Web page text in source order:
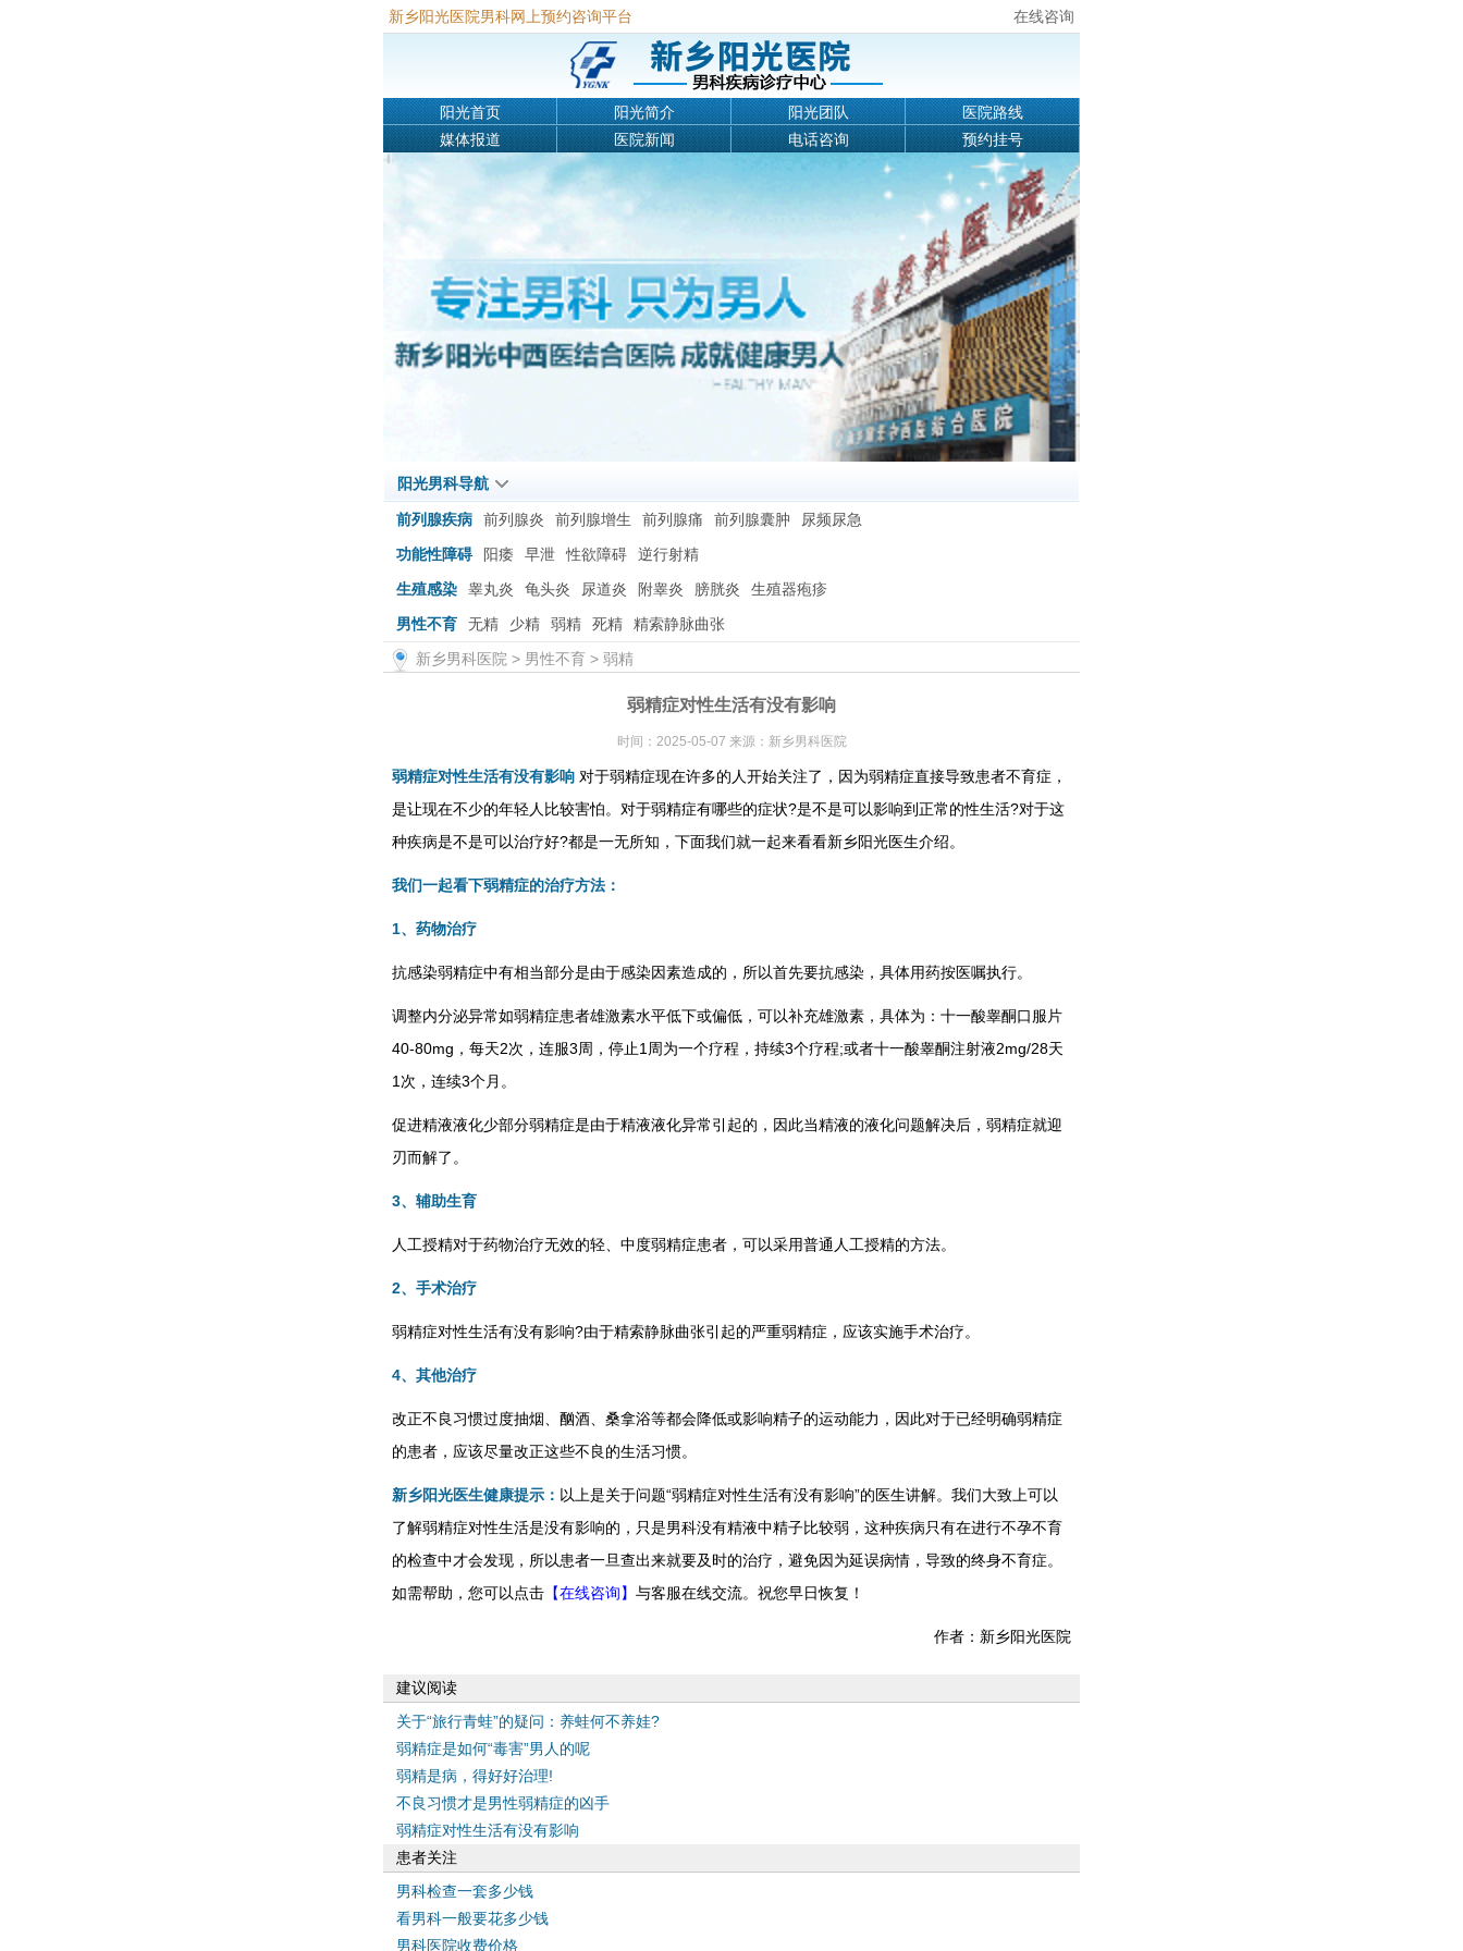
在线咨询
新乡阳光医院男科网上预约咨询平台
阳光首页 阳光简介 阳光团队
医院路线
媒体报道
医院新闻 电话咨询 预约挂号
阳光男科导航
前列腺疾病 前列腺炎 前列腺增生 前列腺痛 前列腺囊肿
尿频尿急
功能性障碍
阳痿 早泄 性欲障碍
逆行射精
生殖感染
睾丸炎 龟头炎 尿道炎 附睾炎 膀胱炎
生殖器疱疹
男性不育
无精 少精 弱精 死精
精索静脉曲张
新乡男科医院 > 男性不育 > 弱精
弱精症对性生活有没有影响
时间：2025-05-07 来源：新乡男科医院
弱精症对性生活有没有影响 对于弱精症现在许多的人开始关注了，因为弱精症直接导致患者不育症，
是让现在不少的年轻人比较害怕。对于弱精症有哪些的症状?是不是可以影响到正常的性生活?对于这
种疾病是不是可以治疗好?都是一无所知，下面我们就一起来看看新乡阳光医生介绍。
我们一起看下弱精症的治疗方法：
1、药物治疗
抗感染弱精症中有相当部分是由于感染因素造成的，所以首先要抗感染，具体用药按医嘱执行。
调整内分泌异常如弱精症患者雄激素水平低下或偏低，可以补充雄激素，具体为：十一酸睾酮口服片
40-80mg，每天2次，连服3周，停止1周为一个疗程，持续3个疗程;或者十一酸睾酮注射液2mg/28天
1次，连续3个月。
促进精液液化少部分弱精症是由于精液液化异常引起的，因此当精液的液化问题解决后，弱精症就迎
刃而解了。
3、辅助生育
人工授精对于药物治疗无效的轻、中度弱精症患者，可以采用普通人工授精的方法。
2、手术治疗
弱精症对性生活有没有影响?由于精索静脉曲张引起的严重弱精症，应该实施手术治疗。
4、其他治疗
改正不良习惯过度抽烟、酗酒、桑拿浴等都会降低或影响精子的运动能力，因此对于已经明确弱精症
的患者，应该尽量改正这些不良的生活习惯。
新乡阳光医生健康提示： 以上是关于问题“弱精症对性生活有没有影响”的医生讲解。我们大致上可以
了解弱精症对性生活是没有影响的，只是男科没有精液中精子比较弱，这种疾病只有在进行不孕不育
的检查中才会发现，所以患者一旦查出来就要及时的治疗，避免因为延误病情，导致的终身不育症。
如需帮助，您可以点击 【在线咨询】 与客服在线交流。祝您早日恢复！
作者：新乡阳光医院
建议阅读
关于“旅行青蛙”的疑问：养蛙何不养娃?
弱精症是如何“毒害”男人的呢
弱精是病，得好好治理!
不良习惯才是男性弱精症的凶手
弱精症对性生活有没有影响
患者关注
男科检查一套多少钱
看男科一般要花多少钱
男科医院收费价格